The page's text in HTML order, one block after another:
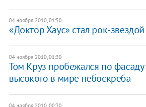
04 ноября 2010, 01:50
«Доктор Хаус» стал рок-звездой
04 ноября 2010, 01:30
Том Круз пробежался по фасаду
высокого в мире небоскреба
04 ноября 2010, 00:30